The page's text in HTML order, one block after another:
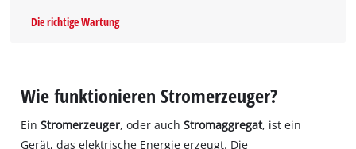
Die richtige Wartung
Wie funktionieren Stromerzeuger?
EinStromerzeuger, oder auchStromaggregat, ist ein
Gerät, das elektrische Energie erzeugt. Die